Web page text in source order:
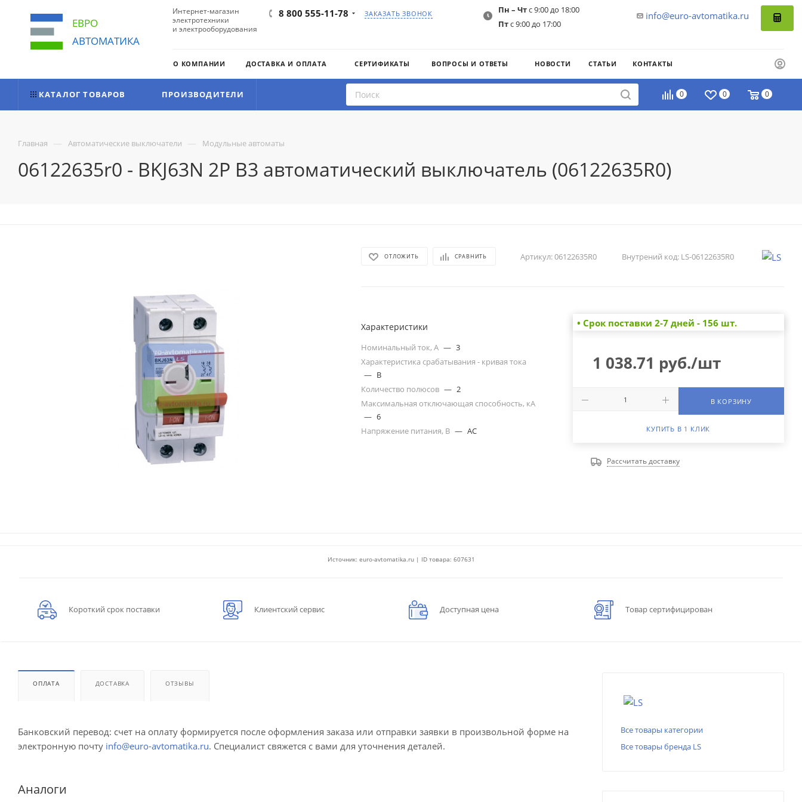
ЕВРО
АВТОМАТИКА
Интернет-магазин
электротехники
и электрооборудования
8 800 555-11-78 ЗАКАЗАТЬ ЗВОНОК info@euro-avtomatika.ru
Пн – Чтс 9:00 до 18:00
Птс 9:00 до 17:00
О КОМПАНИИ ДОСТАВКА И ОПЛАТА СЕРТИФИКАТЫ ВОПРОСЫ И ОТВЕТЫ НОВОСТИ СТАТЬИ КОНТАКТЫ
0 0 0
КАТАЛОГ ТОВАРОВ ПРОИЗВОДИТЕЛИ
Главная — Автоматические выключатели — Модульные автоматы
06122635r0 - BKJ63N 2P B3 автоматический выключатель (06122635R0)
ОТЛОЖИТЬ СРАВНИТЬ Артикул:06122635R0 Внутрений код: LS-06122635R0
Характеристики
Номинальный ток, А — 3
Характеристика срабатывания - кривая тока
— B
Количество полюсов — 2
Максимальная отключающая способность, кА
— 6
Напряжение питания, В — AC
• Cрок поставки 2-7 дней - 156 шт.
1 038.71 руб./шт
В КОРЗИНУ
КУПИТЬ В 1 КЛИК
Рассчитать доставку
Источник: euro-avtomatika.ru | ID товара: 607631
Короткий срок поставки Клиентский сервис Доступная цена Товар сертифицирован
ОПЛАТА ДОСТАВКА ОТЗЫВЫ
Банковский перевод: счет на оплату формируется после оформления заказа или отправки заявки в произвольной форме на
электронную почту info@euro-avtomatika.ru. Специалист свяжется с вами для уточнения деталей.
Аналоги
Все товары категории
Все товары бренда LS